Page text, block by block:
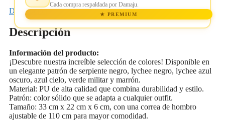
Cada compra respaldada por Damaju.
★ PREMIUM
Descripción
Descripción
Información del producto:
¡Descubre nuestra increíble selección de colores! Disponible en
un elegante patrón de serpiente negro, lychee negro, lychee azul
oscuro, azul cielo, verde militar y marrón.
Material: PU de alta calidad que combina durabilidad y estilo.
Patrón: color sólido que se adapta a cualquier outfit.
Tamaño: 33 cm x 22 cm x 6 cm, con una correa de hombro
ajustable de 110 cm para mayor comodidad.